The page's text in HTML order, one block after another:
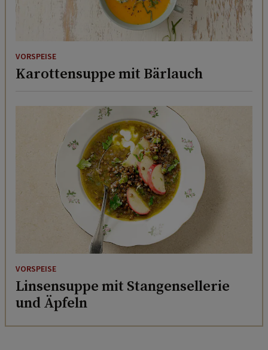
VORSPEISE
Karottensuppe mit Bärlauch
VORSPEISE
Linsensuppe mit Stangensellerie
und Äpfeln